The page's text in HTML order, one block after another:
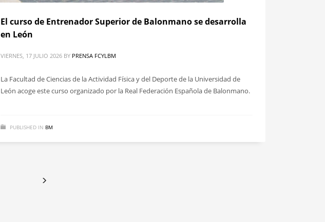
El curso de Entrenador Superior de Balonmano se desarrolla
en León
VIERNES, 17 JULIO 2026 BY PRENSA FCYLBM
La Facultad de Ciencias de la Actividad Física y del Deporte de la Universidad de
León acoge este curso organizado por la Real Federación Española de Balonmano.
PUBLISHED IN BM